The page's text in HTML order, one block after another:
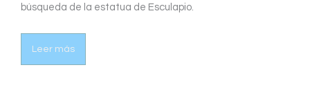
búsqueda de la estatua de Esculapio.
Leer más